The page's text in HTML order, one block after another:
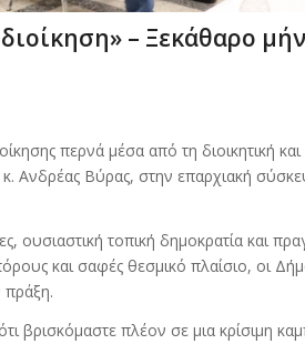
– Ξεκάθαρο
περνά μέσα από τη διοικητική και
Ανδρέας Βύρας, στην επαρχιακή
ουσιαστική τοπική δημοκρατία και
και σαφές θεσμικό πλαίσιο, οι
βρισκόμαστε πλέον σε μια κρίσιμη